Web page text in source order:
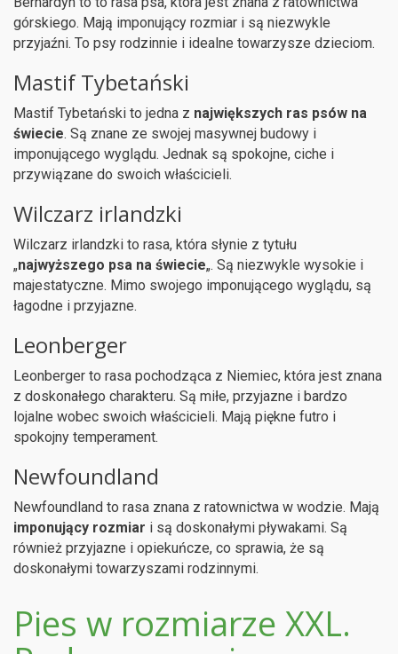
górskiego. Mają imponujący rozmiar i są niezwykle
przyjaźni. To psy rodzinnie i idealne towarzysze dzieciom.
Mastif Tybetański
Mastif Tybetański to jedna z największych ras psów na
świecie. Są znane ze swojej masywnej budowy i
imponującego wyglądu. Jednak są spokojne, ciche i
przywiązane do swoich właścicieli.
Wilczarz irlandzki
Wilczarz irlandzki to rasa, która słynie z tytułu
„najwyższego psa na świecie„. Są niezwykle wysokie i
majestatyczne. Mimo swojego imponującego wyglądu, są
łagodne i przyjazne.
Leonberger
Leonberger to rasa pochodząca z Niemiec, która jest znana
z doskonałego charakteru. Są miłe, przyjazne i bardzo
lojalne wobec swoich właścicieli. Mają piękne futro i
spokojny temperament.
Newfoundland
Newfoundland to rasa znana z ratownictwa w wodzie. Mają
imponujący rozmiar i są doskonałymi pływakami. Są
również przyjazne i opiekuńcze, co sprawia, że są
doskonałymi towarzyszami rodzinnymi.
Pies w rozmiarze XXL.